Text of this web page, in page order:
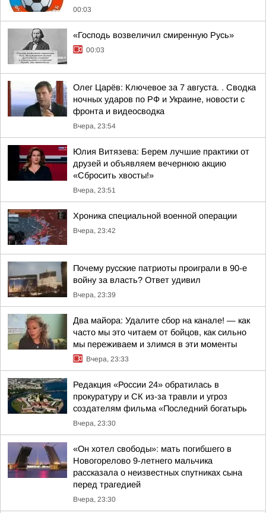
00:03
«Господь возвеличил смиренную Русь»
00:03
Олег Царёв: Ключевое за 7 августа. . Сводка
ночных ударов по РФ и Украине, новости с
фронта и видеосводка
Вчера, 23:54
Юлия Витязева: Берем лучшие практики от
друзей и объявляем вечернюю акцию
«Сбросить хвосты!»
Вчера, 23:51
Хроника специальной военной операции
Вчера, 23:42
Почему русские патриоты проиграли в 90-е
войну за власть? Ответ удивил
Вчера, 23:39
Два майора: Удалите сбор на канале! — как
часто мы это читаем от бойцов, как сильно
мы переживаем и злимся в эти моменты
Вчера, 23:33
Редакция «России 24» обратилась в
прокуратуру и СК из-за травли и угроз
создателям фильма «Последний богатырь
Вчера, 23:30
«Он хотел свободы»: мать погибшего в
Новогорелово 9-летнего мальчика
рассказала о неизвестных спутниках сына
перед трагедией
Вчера, 23:30